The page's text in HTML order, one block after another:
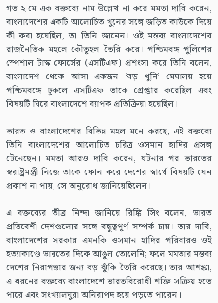
গত ২ মে এক বক্তব্যে নাম উল্লেখ না করে মমতা দাবি করেন,
বাংলাদেশের একটি আলোচিত খুনের সঙ্গে জড়িত কাউকে দিয়ে
কী করা হয়েছিল, তা তিনি জানেন। ওই মন্তব্য বাংলাদেশের
রাজনৈতিক মহলে কৌতূহল তৈরি করে। পশ্চিমবঙ্গ পুলিশের
স্পেশাল টাস্ক ফোর্সের (এসটিএফ) প্রশংসা করে তিনি বলেন,
বাংলাদেশ থেকে আসা একজন ‘বড় খুনি’ মেঘালয় হয়ে
পশ্চিমবঙ্গে ঢুকলে এসটিএফ তাকে গ্রেপ্তার করেছিল এবং
বিষয়টি ঘিরে বাংলাদেশে ব্যাপক প্রতিক্রিয়া হয়েছিল।
ভারত ও বাংলাদেশের বিভিন্ন মহল মনে করছে, এই বক্তব্যে
তিনি বাংলাদেশের আলোচিত চরিত্র ওসমান হাদির প্রসঙ্গ
টেনেছেন। মমতা আরও দাবি করেন, ঘটনার পর ভারতের
স্বরাষ্ট্রমন্ত্রী নিজে তাকে ফোন করে দেশের স্বার্থে বিষয়টি যেন
প্রকাশ না পায়, সে অনুরোধ জানিয়েছিলেন।
এ বক্তব্যের তীব্র নিন্দা জানিয়ে রিঙ্কি সিং বলেন, ভারত
প্রতিবেশী দেশগুলোর সঙ্গে বন্ধুত্বপূর্ণ সম্পর্ক চায়। তার দাবি,
বাংলাদেশের সরকার এমনকি ওসমান হাদির পরিবারও ওই
হত্যাকাণ্ডে ভারতের দিকে আঙুল তোলেনি; ফলে মমতার মন্তব্য
দেশের নিরাপত্তার জন্য বড় ঝুঁকি তৈরি করেছে। তার আশঙ্কা,
এ ধরনের বক্তব্যে বাংলাদেশে ভারতবিরোধী শক্তি সক্রিয় হতে
পারে এবং সংখ্যালঘুরা অনিরাপদ হয়ে পড়তে পারেন।